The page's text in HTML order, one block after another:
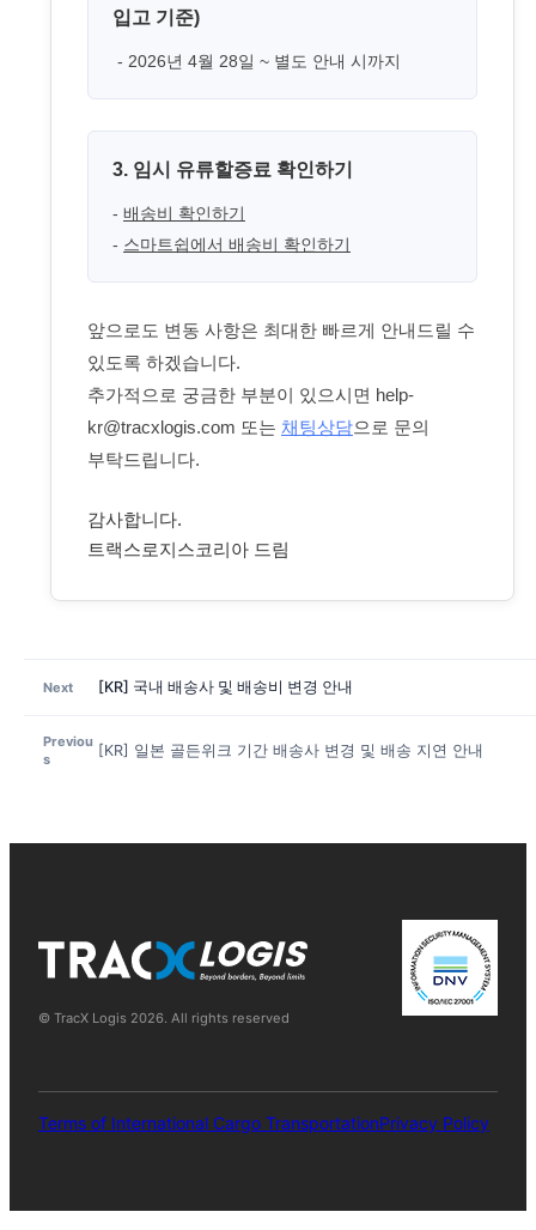
입고 기준)
- 2026년 4월 28일 ~ 별도 안내 시까지
3. 임시 유류할증료 확인하기
- 배송비 확인하기
- 스마트쉽에서 배송비 확인하기
앞으로도 변동 사항은 최대한 빠르게 안내드릴 수
있도록 하겠습니다.
추가적으로 궁금한 부분이 있으시면 help-
kr@tracxlogis.com 또는 채팅상담으로 문의
부탁드립니다.
감사합니다.
트랙스로지스코리아 드림
Next [KR] 국내 배송사 및 배송비 변경 안내
Previou
s
[KR] 일본 골든위크 기간 배송사 변경 및 배송 지연 안내
© TracX Logis 2026. All rights reserved
Terms of International Cargo TransportationPrivacy Policy